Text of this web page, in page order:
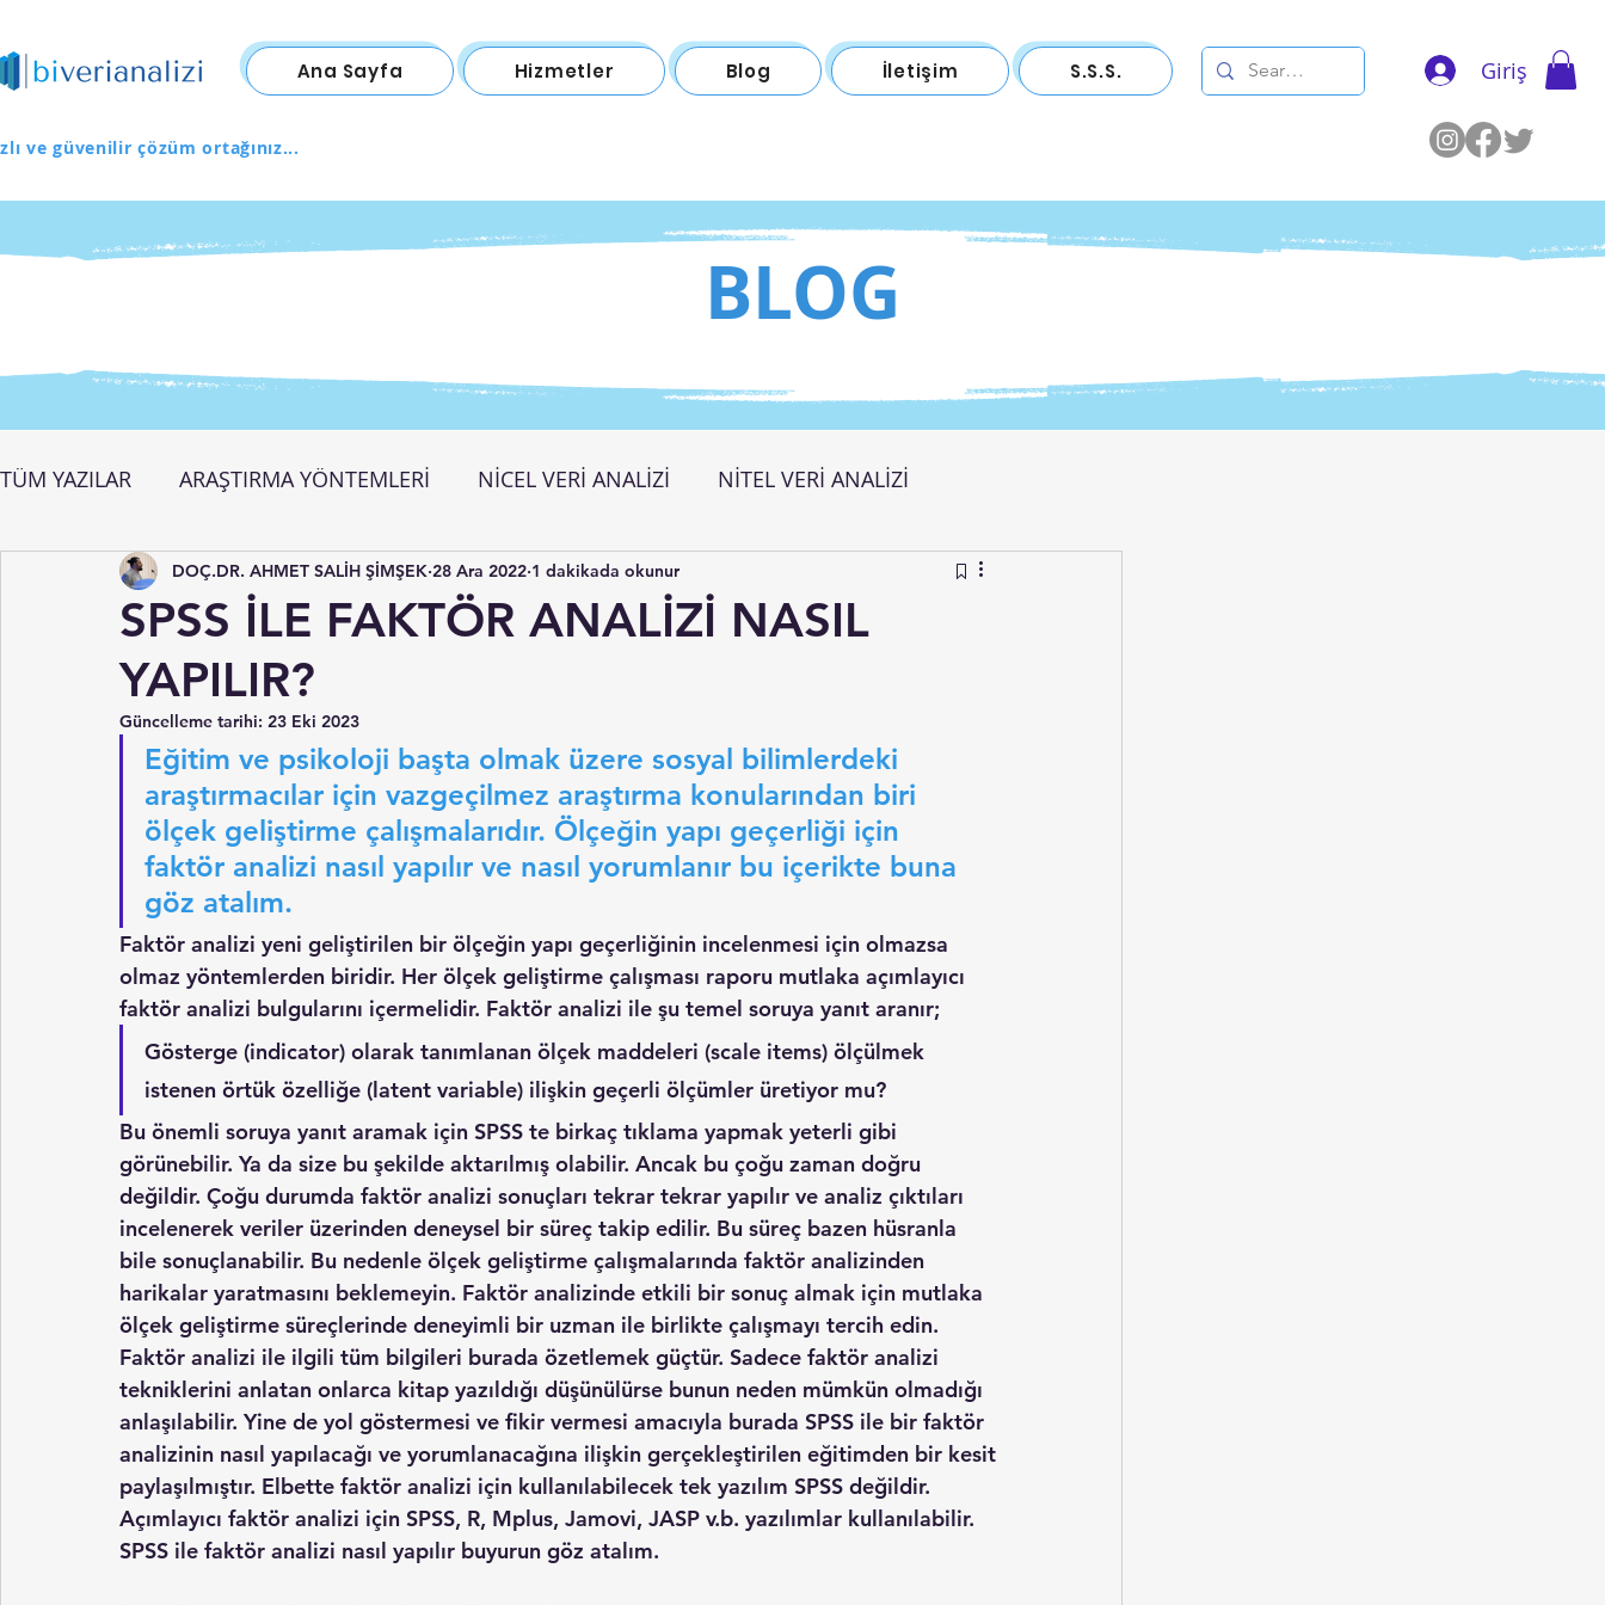
Ana Sayfa Hizmetler Blog İletişim S.S.S.
ve güvenilir çözüm ortağınız...
Giriş
BLOG
TÜM YAZILAR ARAŞTIRMA YÖNTEMLERİ NİCEL VERİ ANALİZİ NİTEL VERİ ANALİZİ
SPSS İLE FAKTÖR ANALİZİ NASIL
YAPILIR?
DOÇ.DR. AHMET SALİH ŞİMŞEK 28 Ara 2022 1 dakikada okunur
Güncelleme tarihi: 23 Eki 2023
Eğitim ve psikoloji başta olmak üzere sosyal bilimlerdeki
araştırmacılar için vazgeçilmez araştırma konularından biri
ölçek geliştirme çalışmalarıdır. Ölçeğin yapı geçerliği için
faktör analizi nasıl yapılır ve nasıl yorumlanır bu içerikte buna
göz atalım.
Faktör analizi yeni geliştirilen bir ölçeğin yapı geçerliğinin incelenmesi için olmazsa
olmaz yöntemlerden biridir. Her ölçek geliştirme çalışması raporu mutlaka açımlayıcı
faktör analizi bulgularını içermelidir. Faktör analizi ile şu temel soruya yanıt aranır;
Gösterge (indicator) olarak tanımlanan ölçek maddeleri (scale items) ölçülmek
istenen örtük özelliğe (latent variable) ilişkin geçerli ölçümler üretiyor mu?
Bu önemli soruya yanıt aramak için SPSS te birkaç tıklama yapmak yeterli gibi
görünebilir. Ya da size bu şekilde aktarılmış olabilir. Ancak bu çoğu zaman doğru
değildir. Çoğu durumda faktör analizi sonuçları tekrar tekrar yapılır ve analiz çıktıları
incelenerek veriler üzerinden deneysel bir süreç takip edilir. Bu süreç bazen hüsranla
bile sonuçlanabilir. Bu nedenle ölçek geliştirme çalışmalarında faktör analizinden
harikalar yaratmasını beklemeyin. Faktör analizinde etkili bir sonuç almak için mutlaka
ölçek geliştirme süreçlerinde deneyimli bir uzman ile birlikte çalışmayı tercih edin.
Faktör analizi ile ilgili tüm bilgileri burada özetlemek güçtür. Sadece faktör analizi
tekniklerini anlatan onlarca kitap yazıldığı düşünülürse bunun neden mümkün olmadığı
anlaşılabilir. Yine de yol göstermesi ve fikir vermesi amacıyla burada SPSS ile bir faktör
analizinin nasıl yapılacağı ve yorumlanacağına ilişkin gerçekleştirilen eğitimden bir kesit
paylaşılmıştır. Elbette faktör analizi için kullanılabilecek tek yazılım SPSS değildir.
Açımlayıcı faktör analizi için SPSS, R, Mplus, Jamovi, JASP v.b. yazılımlar kullanılabilir.
SPSS ile faktör analizi nasıl yapılır buyurun göz atalım.